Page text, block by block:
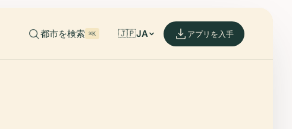
都市を検索 ⌘K 🇯🇵JA アプリを入手